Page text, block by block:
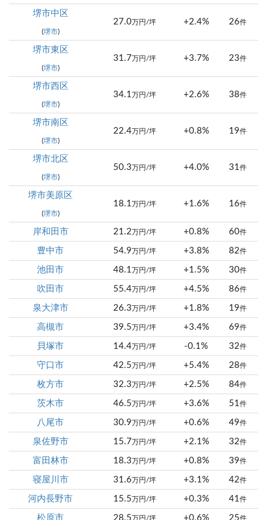
堺市中区
(堺市)
27.0 万円/坪 +2.4% 26件
堺市東区
(堺市)
31.7 万円/坪 +3.7% 23件
堺市西区
(堺市)
34.1 万円/坪 +2.6% 38件
堺市南区
(堺市)
22.4 万円/坪 +0.8% 19件
堺市北区
(堺市)
50.3 万円/坪 +4.0% 31件
堺市美原区
(堺市)
18.1 万円/坪 +1.6% 16件
岸和田市 21.2 万円/坪 +0.8% 60件
豊中市 54.9 万円/坪 +3.8% 82件
池田市 48.1 万円/坪 +1.5% 30件
吹田市 55.4 万円/坪 +4.5% 86件
泉大津市 26.3 万円/坪 +1.8% 19件
高槻市 39.5 万円/坪 +3.4% 69件
貝塚市 14.4 万円/坪 -0.1% 32件
守口市 42.5 万円/坪 +5.4% 28件
枚方市 32.3 万円/坪 +2.5% 84件
茨木市 46.5 万円/坪 +3.6% 51件
八尾市 30.9 万円/坪 +0.6% 49件
泉佐野市 15.7 万円/坪 +2.1% 32件
富田林市 18.3 万円/坪 +0.8% 39件
寝屋川市 31.6 万円/坪 +3.1% 42件
河内長野市 15.5 万円/坪 +0.3% 41件
松原市 28.5 万円/坪 +0.6% 25件